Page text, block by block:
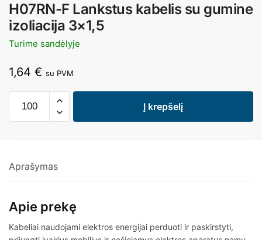
H07RN-F Lankstus kabelis su gumine
izoliacija 3×1,5
Turime sandėlyje
1,64 € su PVM
Į krepšelį
Aprašymas
Apie prekę
Kabeliai naudojami elektros energijai perduoti ir paskirstyti,